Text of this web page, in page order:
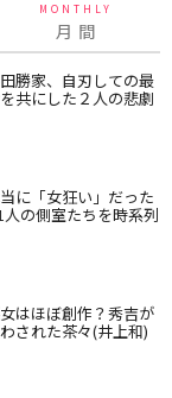
MONTHLY
月 間
勝家、自刃しての最
共にした２人の悲劇
に「女狂い」だった
の側室たちを時系列
はほぼ創作？秀吉が
された茶々(井上和)